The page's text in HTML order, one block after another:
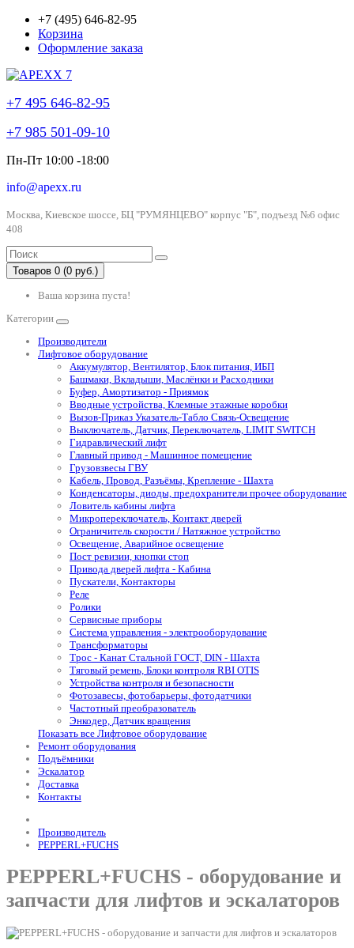
+7 (495) 646-82-95
Корзина
Оформление заказа
+7 495 646-82-95
+7 985 501-09-10
Пн-Пт 10:00 -18:00
info@apexx.ru
Москва, Киевское шоссе, БЦ "РУМЯНЦЕВО" корпус "Б", подъезд №6 офис
408
Товаров 0 (0 руб.)
Ваша корзина пуста!
Категории
Производители
Лифтовое оборудование
Аккумулятор, Вентилятор, Блок питания, ИБП
Башмаки, Вкладыши, Маслёнки и Расходники
Буфер, Амортизатор - Приямок
Вводные устройства, Клемные этажные коробки
Вызов-Приказ Указатель-Табло Связь-Освещение
Выключатель, Датчик, Переключатель, LIMIT SWITCH
Гидравлический лифт
Главный привод - Машинное помещение
Грузовзвесы ГВУ
Кабель, Провод, Разъёмы, Крепление - Шахта
Конденсаторы, диоды, предохранители прочее оборудование
Ловитель кабины лифта
Микропереключатель, Контакт дверей
Ограничитель скорости / Натяжное устройство
Освещение, Аварийное освещение
Пост ревизии, кнопки стоп
Привода дверей лифта - Кабина
Пускатели, Контакторы
Реле
Ролики
Сервисные приборы
Система управления - электрооборудование
Трансформаторы
Трос - Канат Стальной ГОСТ, DIN - Шахта
Тяговый ремень, Блоки контроля RBI OTIS
Устройства контроля и безопасности
Фотозавесы, фотобарьеры, фотодатчики
Частотный преобразователь
Энкодер, Датчик вращения
Показать все Лифтовое оборудование
Ремонт оборудования
Подъёмники
Эскалатор
Доставка
Контакты
Производитель
PEPPERL+FUCHS
PEPPERL+FUCHS - оборудование и
запчасти для лифтов и эскалаторов